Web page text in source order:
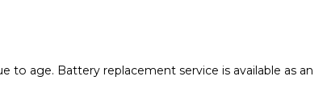
age. Battery replacement service is available as an